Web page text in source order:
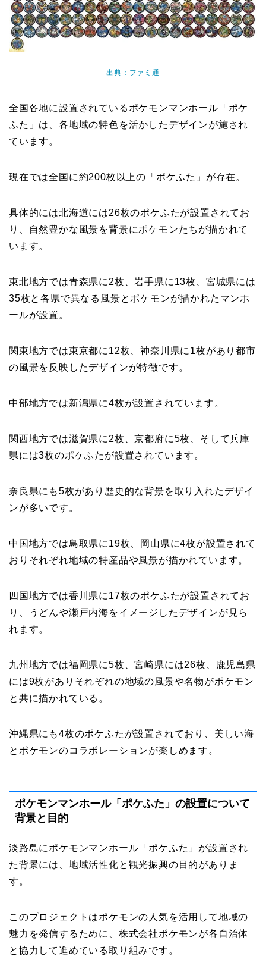
出典：ファミ通
全国各地に設置されているポケモンマンホール「ポケ
ふた」は、各地域の特色を活かしたデザインが施され
ています。
現在では全国に約200枚以上の「ポケふた」が存在。
具体的には北海道には26枚のポケふたが設置されてお
り、自然豊かな風景を背景にポケモンたちが描かれて
います。
東北地方では青森県に2枚、岩手県に13枚、宮城県には
35枚と各県で異なる風景とポケモンが描かれたマンホ
ールが設置。
関東地方では東京都に12枚、神奈川県に1枚があり都市
の風景を反映したデザインが特徴です。
中部地方では新潟県に4枚が設置されています。
関西地方では滋賀県に2枚、京都府に5枚、そして兵庫
県には3枚のポケふたが設置されています。
奈良県にも5枚があり歴史的な背景を取り入れたデザイ
ンが多いです。
中国地方では鳥取県に19枚、岡山県に4枚が設置されて
おりそれぞれ地域の特産品や風景が描かれています。
四国地方では香川県に17枚のポケふたが設置されてお
り、うどんや瀬戸内海をイメージしたデザインが見ら
れます。
九州地方では福岡県に5枚、宮崎県には26枚、鹿児島県
には9枚がありそれぞれの地域の風景や名物がポケモン
と共に描かれている。
沖縄県にも4枚のポケふたが設置されており、美しい海
とポケモンのコラボレーションが楽しめます。
ポケモンマンホール「ポケふた」の設置について
背景と目的
淡路島にポケモンマンホール「ポケふた」が設置され
た背景には、地域活性化と観光振興の目的がありま
す。
このプロジェクトはポケモンの人気を活用して地域の
魅力を発信するために、株式会社ポケモンが各自治体
と協力して進めている取り組みです。